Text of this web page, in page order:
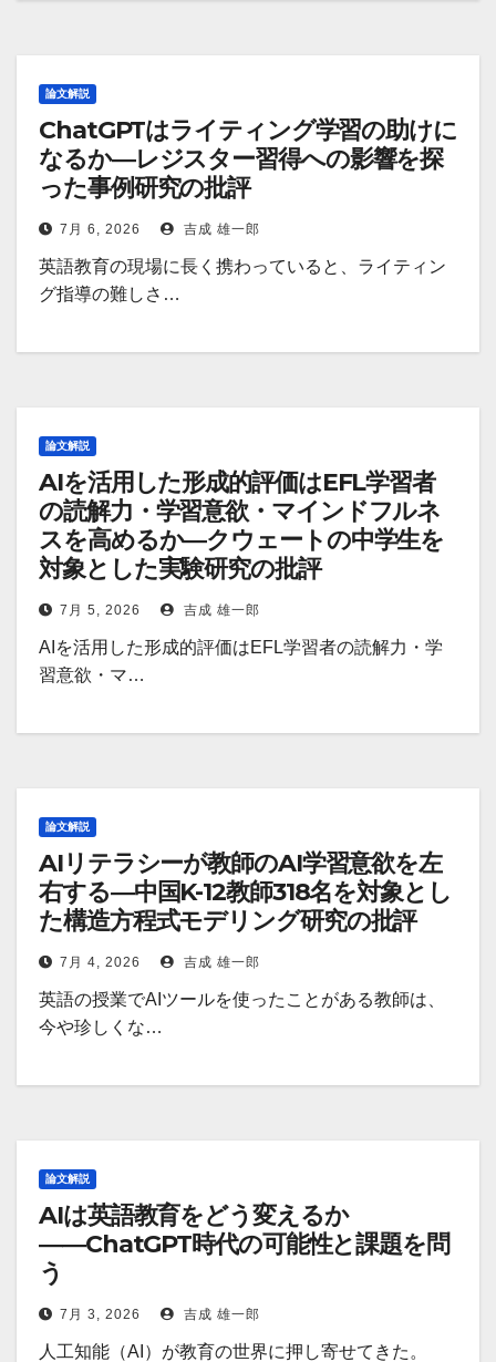
論文解説
ChatGPTはライティング学習の助けに
なるか―レジスター習得への影響を探
った事例研究の批評
7月 6, 2026 吉成 雄一郎
英語教育の現場に長く携わっていると、ライティン
グ指導の難しさ…
論文解説
AIを活用した形成的評価はEFL学習者
の読解力・学習意欲・マインドフルネ
スを高めるか―クウェートの中学生を
対象とした実験研究の批評
7月 5, 2026 吉成 雄一郎
AIを活用した形成的評価はEFL学習者の読解力・学
習意欲・マ…
論文解説
AIリテラシーが教師のAI学習意欲を左
右する―中国K-12教師318名を対象とし
た構造方程式モデリング研究の批評
7月 4, 2026 吉成 雄一郎
英語の授業でAIツールを使ったことがある教師は、
今や珍しくな…
論文解説
AIは英語教育をどう変えるか
――ChatGPT時代の可能性と課題を問
う
7月 3, 2026 吉成 雄一郎
人工知能（AI）が教育の世界に押し寄せてきた。